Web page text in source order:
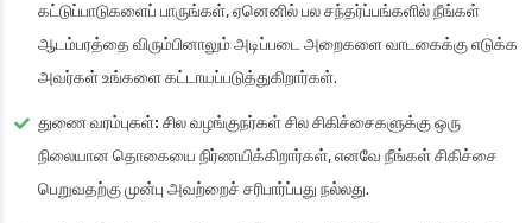
கட்டுப்பாடுகளைப் பாருங்கள், ஏனெனில் பல சந்தர்ப்பங்களில் நீங்கள்
ஆடம்பரத்தை விரும்பினாலும் அடிப்படை அறைகளை வாடகைக்கு எடுக்க
அவர்கள் உங்களை கட்டாயப்படுத்துகிறார்கள்.
துணை வரம்புகள்: சில வழங்குநர்கள் சில சிகிச்சைகளுக்கு ஒரு
நிலையான தொகையை நிர்ணயிக்கிறார்கள், எனவே நீங்கள் சிகிச்சை
பெறுவதற்கு முன்பு அவற்றைச் சரிபார்ப்பது நல்லது.